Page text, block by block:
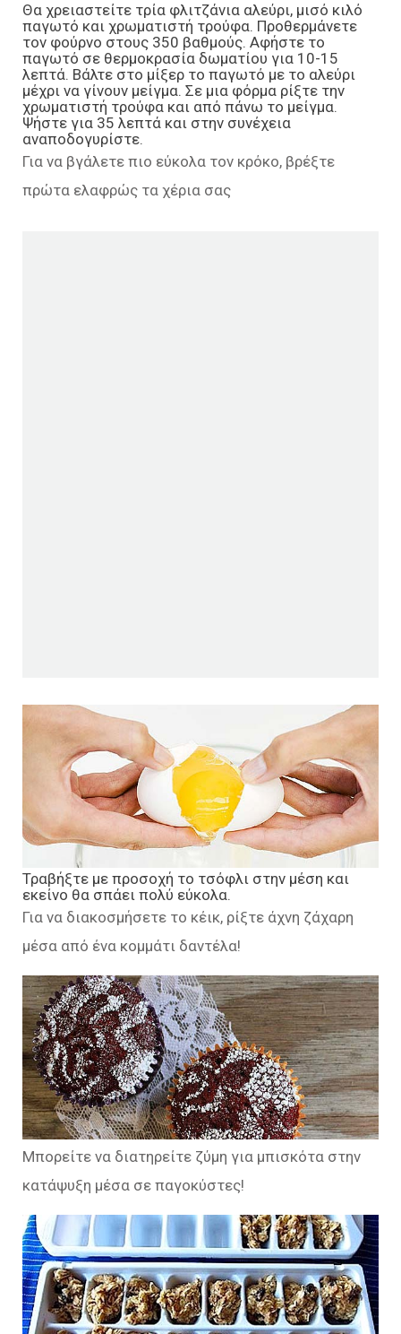
Θα χρειαστείτε τρία φλιτζάνια αλεύρι, μισό κιλό
παγωτό και χρωματιστή τρούφα. Προθερμάνετε
τον φούρνο στους 350 βαθμούς. Αφήστε το
παγωτό σε θερμοκρασία δωματίου για 10-15
λεπτά. Βάλτε στο μίξερ το παγωτό με το αλεύρι
μέχρι να γίνουν μείγμα. Σε μια φόρμα ρίξτε την
χρωματιστή τρούφα και από πάνω το μείγμα.
Ψήστε για 35 λεπτά και στην συνέχεια
αναποδογυρίστε.
Για να βγάλετε πιο εύκολα τον κρόκο, βρέξτε
πρώτα ελαφρώς τα χέρια σας
Τραβήξτε με προσοχή το τσόφλι στην μέση και
εκείνο θα σπάει πολύ εύκολα.
Για να διακοσμήσετε το κέικ, ρίξτε άχνη ζάχαρη
μέσα από ένα κομμάτι δαντέλα!
Μπορείτε να διατηρείτε ζύμη για μπισκότα στην
κατάψυξη μέσα σε παγοκύστες!